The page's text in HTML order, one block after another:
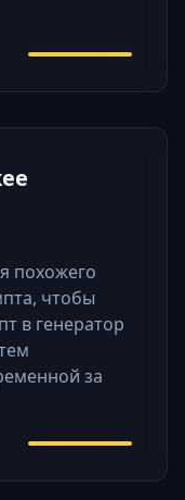
похожего
чтобы
в генератор
за